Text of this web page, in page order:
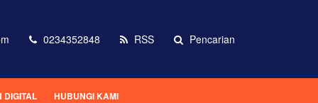
0234352848 RSS Pencarian
DIGITAL HUBUNGI KAMI